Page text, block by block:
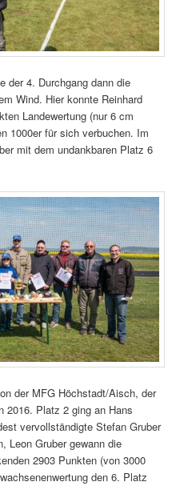
der 4. Durchgang dann die
Wind. Hier konnte Reinhard
Landewertung (nur 6 cm
1000er für sich verbuchen. Im
mit dem undankbaren Platz 6
der MFG Höchstadt/Aisch, der
2016. Platz 2 ging an Hans
vervollständigte Stefan Gruber
Leon Gruber gewann die
2903 Punkten (von 3000
den 6. Platz